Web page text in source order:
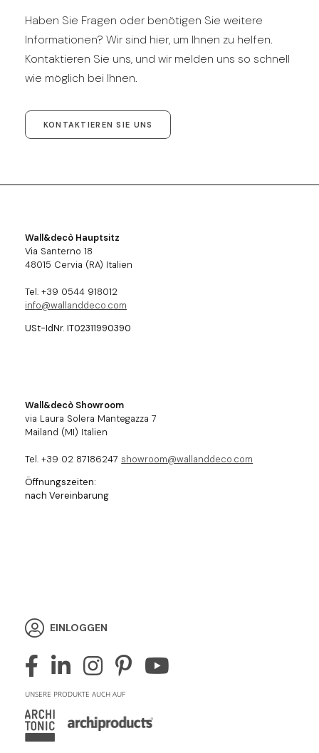
Haben Sie Fragen oder benötigen Sie weitere
Informationen? Wir sind hier, um Ihnen zu helfen.
Kontaktieren Sie uns, und wir melden uns so schnell
wie möglich bei Ihnen.
KONTAKTIEREN SIE UNS
Wall&decò Hauptsitz
Via Santerno 18
48015 Cervia (RA) Italien
Tel. +39 0544 918012
info@wallanddeco.com
USt-IdNr. IT02311990390
Wall&decò Showroom
via Laura Solera Mantegazza 7
Mailand (MI) Italien
Tel. +39 02 87186247 showroom@wallanddeco.com
Öffnungszeiten:
nach Vereinbarung
EINLOGGEN
UNSERE PRODUKTE AUCH AUF